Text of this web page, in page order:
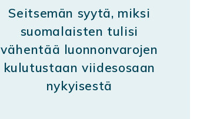
Seitsemän syytä, miksi
suomalaisten tulisi
vähentää luonnonvarojen
kulutustaan viidesosaan
nykyisestä